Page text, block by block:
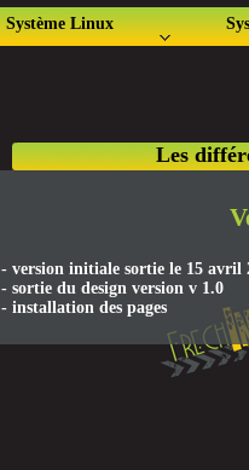
Système Linux
Les
- version initiale sortie le 15 avril
- sortie du design version v 1.0
- installation des pages